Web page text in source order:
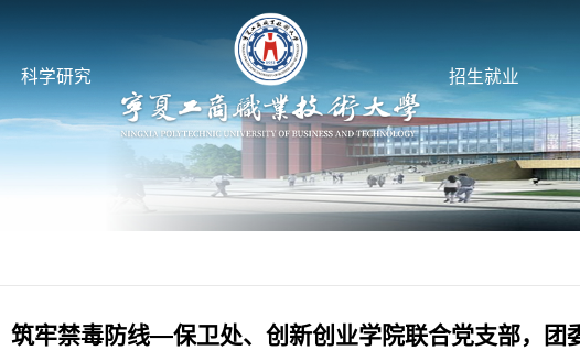
科学研究 招生就业
筑牢禁毒防线—保卫处、创新创业学院联合党支部，团